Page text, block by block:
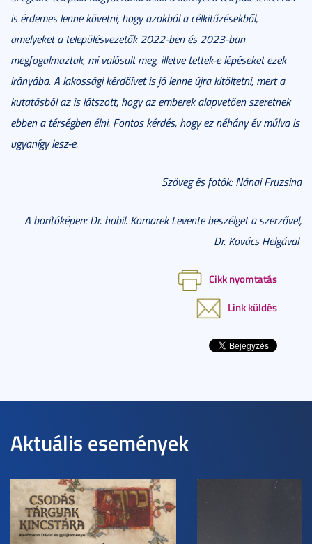
is érdemes lenne követni, hogy azokból a célkitűzésekből,
amelyeket a településvezetők 2022-ben és 2023-ban
megfogalmaztak, mi valósult meg, illetve tettek-e lépéseket ezek
irányába. A lakossági kérdőívet is jó lenne újra kitöltetni, mert a
kutatásból az is látszott, hogy az emberek alapvetően szeretnek
ebben a térségben élni. Fontos kérdés, hogy ez néhány év múlva is
ugyanígy lesz-e.
Szöveg és fotók: Nánai Fruzsina
A borítóképen: Dr. habil. Komarek Levente beszélget a szerzővel,
Dr. Kovács Helgával
Cikk nyomtatás
Link küldés
Aktuális események